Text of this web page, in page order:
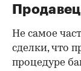
Не самое
сделки, что
процедуре